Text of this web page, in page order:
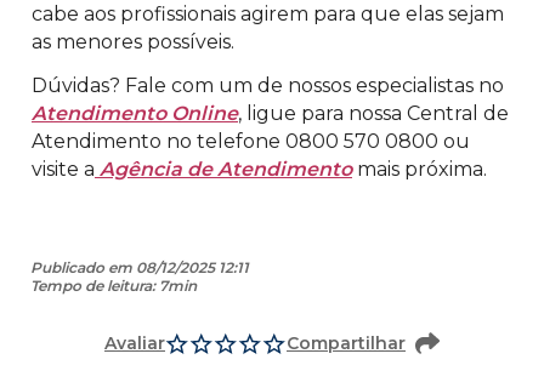
cabe aos profissionais agirem para que elas sejam
as menores possíveis.
Dúvidas? Fale com um de nossos especialistas no
Atendimento Online, ligue para nossa Central de
Atendimento no telefone 0800 570 0800 ou
visite a Agência de Atendimentomais próxima.
Publicado em 08/12/2025 12:11
Tempo de leitura: 7min
Avaliar Compartilhar